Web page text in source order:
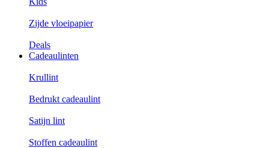
Zijde vloeipapier
Deals
Cadeaulinten
Krullint
Bedrukt cadeaulint
Satijn lint
Stoffen cadeaulint